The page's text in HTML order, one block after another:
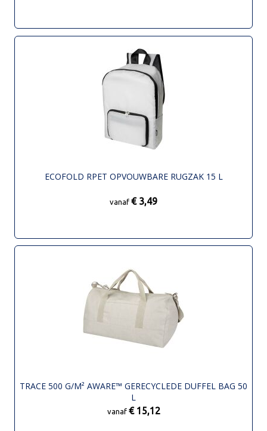
ECOFOLD RPET OPVOUWBARE RUGZAK 15 L
vanaf € 3,49
TRACE 500 G/M² AWARE™ GERECYCLEDE DUFFEL BAG 50
L
vanaf € 15,12